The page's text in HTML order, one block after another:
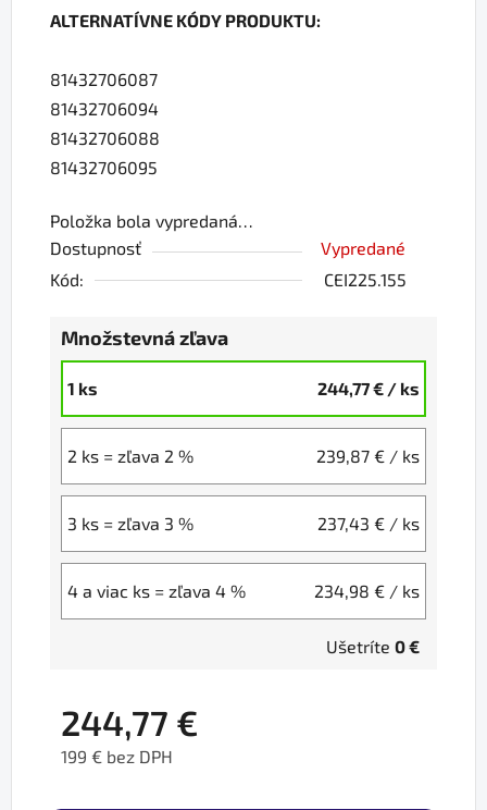
ALTERNATÍVNE KÓDY PRODUKTU:
81432706087
81432706094
81432706088
81432706095
Položka bola vypredaná…
Dostupnosť
Vypredané
Kód:
CEI225.155
Množstevná zľava
1 ks 244,77 € / ks
2 ks = zľava 2 % 239,87 € / ks
3 ks = zľava 3 % 237,43 € / ks
4 a viac ks = zľava 4 % 234,98 € / ks
Ušetríte 0 €
244,77 €
199 € bez DPH